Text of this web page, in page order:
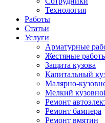
Технология
Работы
Статьи
Услуги
Арматурные
Жестяные
Защита кузова
Капитальный
Малярно-
Мелкий
Ремонт
Ремонт бампера
Ремонт вмятин